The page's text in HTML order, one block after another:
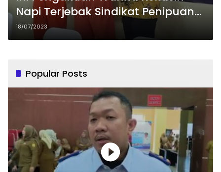
Napi Terjebak Sindikat Penipuan
Penjualan Beras Online
18/07/2023
Popular Posts